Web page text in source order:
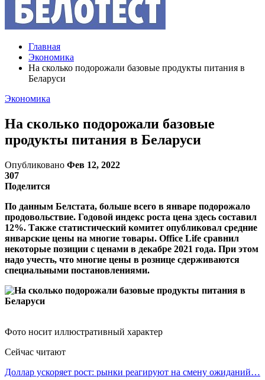
Главная
Экономика
На сколько подорожали базовые продукты питания в
Беларуси
Экономика
На сколько подорожали базовые
продукты питания в Беларуси
Опубликовано Фев 12, 2022
307
Поделится
По данным Белстата, больше всего в январе подорожало
продовольствие. Годовой индекс роста цена здесь составил
12%. Также статистический комитет опубликовал средние
январские цены на многие товары. Office Life сравнил
некоторые позиции с ценами в декабре 2021 года. При этом
надо учесть, что многие цены в рознице сдерживаются
специальными постановлениями.
Фото носит иллюстративный характер
Сейчас читают
Доллар ускоряет рост: рынки реагируют на смену ожиданий…